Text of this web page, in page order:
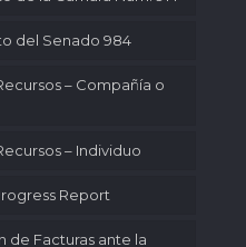
del Senado 984
– Compañía o
– Individuo
Report
de Facturas ante la